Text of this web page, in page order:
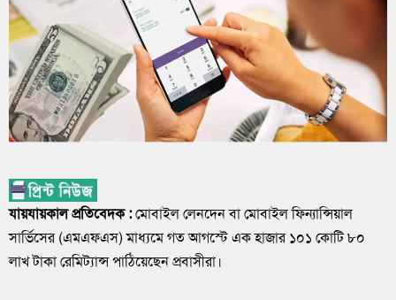
যায়যায়কাল প্রতিবেদক :মোবাইল লেনদেন বা মোবাইল ফিন্যান্সিয়াল
সার্ভিসের (এমএফএস) মাধ্যমে গত আগস্টে এক হাজার ১০১ কোটি ৮০
লাখ টাকা রেমিট্যান্স পাঠিয়েছেন প্রবাসীরা।